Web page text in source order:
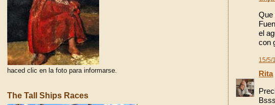
Que
el
con
15/5/
Rita
Bsss
haced clic en la foto para informarse.
The Tall Ships Races